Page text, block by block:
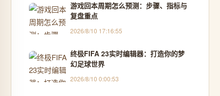
游戏回本周期怎么预测：步骤、指标与
复盘重点
2026/8/10 17:16:55
终极FIFA 23实时编辑器：打造你的梦
幻足球世界
2026/8/10 0:00:53